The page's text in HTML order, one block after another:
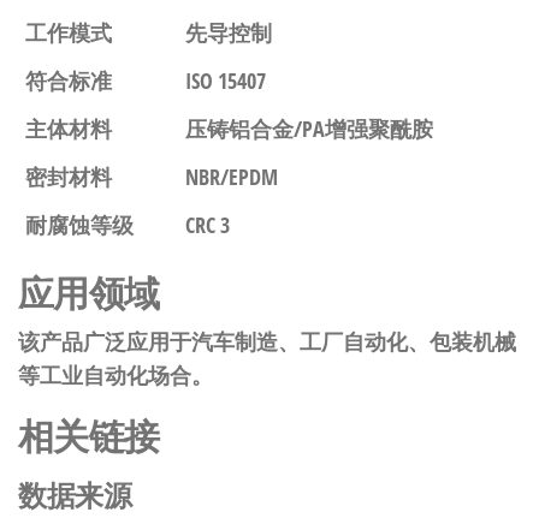
工作模式
先导控制
符合标准
ISO 15407
主体材料
压铸铝合金/PA增强聚酰胺
密封材料
NBR/EPDM
耐腐蚀等级
CRC 3
应用领域
该产品广泛应用于汽车制造、工厂自动化、包装机械
等工业自动化场合。
相关链接
数据来源